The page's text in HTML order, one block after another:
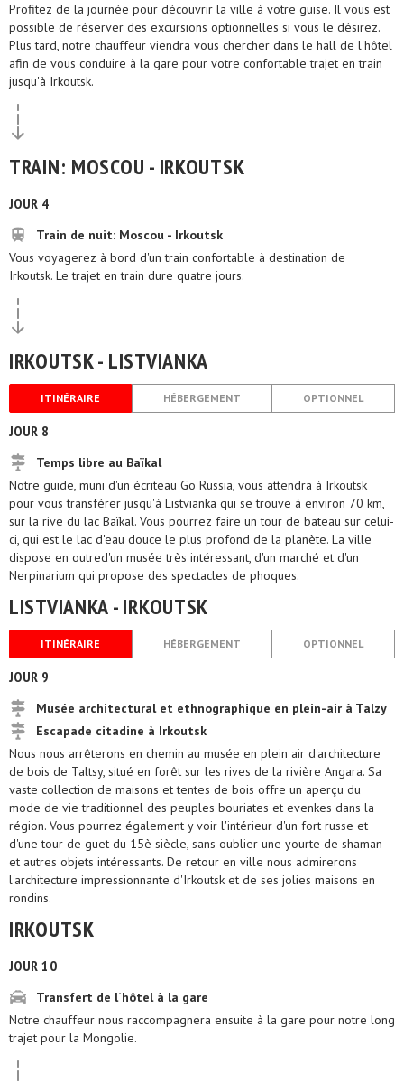
Profitez de la journée pour découvrir la ville à votre guise. Il vous est
possible de réserver des excursions optionnelles si vous le désirez.
Plus tard, notre chauffeur viendra vous chercher dans le hall de l'hôtel
afin de vous conduire à la gare pour votre confortable trajet en train
jusqu'à Irkoutsk.
TRAIN: MOSCOU - IRKOUTSK
JOUR 4
Train de nuit: Moscou - Irkoutsk
Vous voyagerez à bord d'un train confortable à destination de
Irkoutsk. Le trajet en train dure quatre jours.
IRKOUTSK - LISTVIANKA
ITINÉRAIRE HÉBERGEMENT OPTIONNEL
JOUR 8
Temps libre au Baïkal
Notre guide, muni d'un écriteau Go Russia, vous attendra à Irkoutsk
pour vous transférer jusqu'à Listvianka qui se trouve à environ 70 km,
sur la rive du lac Baïkal. Vous pourrez faire un tour de bateau sur celui-
ci, qui est le lac d'eau douce le plus profond de la planète. La ville
dispose en outred'un musée très intéressant, d'un marché et d'un
Nerpinarium qui propose des spectacles de phoques.
LISTVIANKA - IRKOUTSK
ITINÉRAIRE HÉBERGEMENT OPTIONNEL
JOUR 9
Musée architectural et ethnographique en plein-air à Talzy
Escapade citadine à Irkoutsk
Nous nous arrêterons en chemin au musée en plein air d'architecture
de bois de Taltsy, situé en forêt sur les rives de la rivière Angara. Sa
vaste collection de maisons et tentes de bois offre un aperçu du
mode de vie traditionnel des peuples bouriates et evenkes dans la
région. Vous pourrez également y voir l'intérieur d'un fort russe et
d'une tour de guet du 15è siècle, sans oublier une yourte de shaman
et autres objets intéressants. De retour en ville nous admirerons
l'architecture impressionnante d'Irkoutsk et de ses jolies maisons en
rondins.
IRKOUTSK
JOUR 10
Transfert de l`hôtel à la gare
Notre chauffeur nous raccompagnera ensuite à la gare pour notre long
trajet pour la Mongolie.